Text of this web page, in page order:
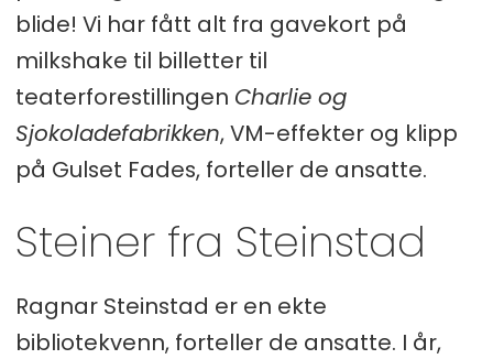
blide! Vi har fått alt fra gavekort på
milkshake til billetter til
teaterforestillingen Charlie og
Sjokoladefabrikken, VM-effekter og klipp
på Gulset Fades, forteller de ansatte.
Steiner fra Steinstad
Ragnar Steinstad er en ekte
bibliotekvenn, forteller de ansatte. I år,